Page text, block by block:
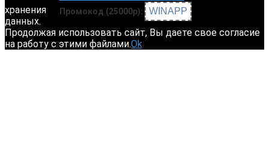
Промокод (25000р): WINAPP
хранения
данных.
Продолжая использовать сайт, Вы даете свое согласие
на работу с этими файлами.Ok